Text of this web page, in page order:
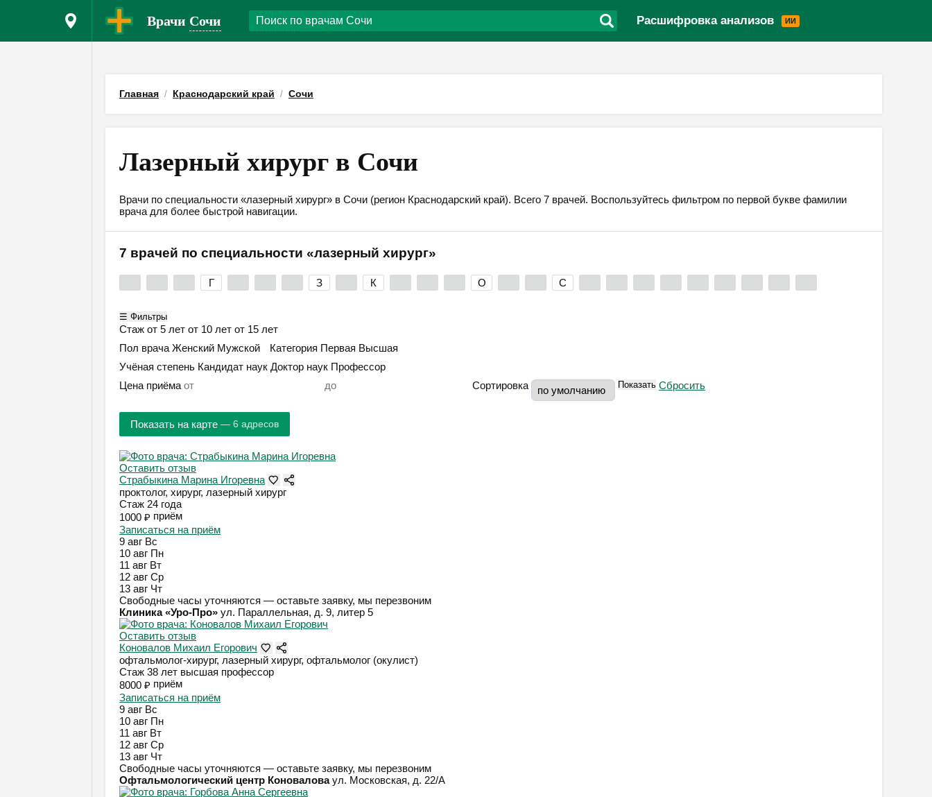
Врачи Сочи Расшифровка анализов ИИ
Главная Краснодарский край Сочи
Лазерный хирург в Сочи
Врачи по специальности «лазерный хирург» в Сочи (регион Краснодарский край). Всего 7 врачей. Воспользуйтесь фильтром по первой букве фамилии
врача для более быстрой навигации.
7 врачей по специальности «лазерный хирург»
Г З К О С
☰ Фильтры
Стаж от 5 лет от 10 лет от 15 лет
Пол врача Женский Мужской Категория Первая Высшая
Учёная степень Кандидат наук Доктор наук Профессор
Цена приёма
Сортировка Показать Сбросить
Показать на карте — 6 адресов
Оставить отзыв
Страбыкина Марина Игоревна
проктолог, хирург, лазерный хирург
Стаж 24 года
1000 ₽ приём
Записаться на приём
9 авг Вс
10 авг Пн
11 авг Вт
12 авг Ср
13 авг Чт
Свободные часы уточняются — оставьте заявку, мы перезвоним
Клиника «Уро-Про» ул. Параллельная, д. 9, литер 5
Оставить отзыв
Коновалов Михаил Егорович
офтальмолог-хирург, лазерный хирург, офтальмолог (окулист)
Стаж 38 лет высшая профессор
8000 ₽ приём
Записаться на приём
9 авг Вс
10 авг Пн
11 авг Вт
12 авг Ср
13 авг Чт
Свободные часы уточняются — оставьте заявку, мы перезвоним
Офтальмологический центр Коновалова ул. Московская, д. 22/А